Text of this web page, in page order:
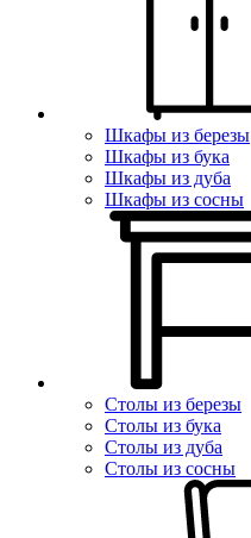
Шкафы из березы
Шкафы из бука
Шкафы из дуба
Шкафы из сосны
Столы из березы
Столы из бука
Столы из дуба
Столы из сосны